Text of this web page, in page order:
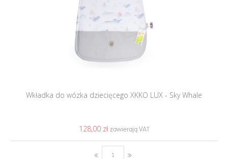
Wkładka do wózka dziecięcego XKKO LUX - Sky Whale
128,00 ‎zł